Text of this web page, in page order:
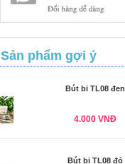
Sản phẩm gợi ý
Bút bi TL08 đen
4.000 VNĐ
Bút bi TL08 đỏ